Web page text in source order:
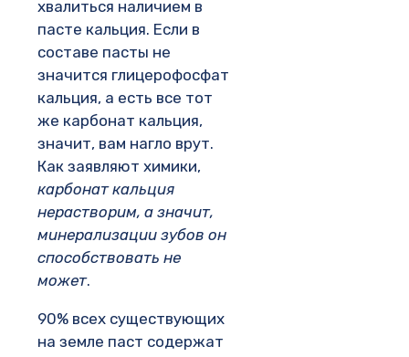
хвалиться наличием в
пасте кальция. Если в
составе пасты не
значится глицерофосфат
кальция, а есть все тот
же карбонат кальция,
значит, вам нагло врут.
Как заявляют химики,
карбонат кальция
нерастворим, а значит,
минерализации зубов он
способствовать не
может.
90% всех существующих
на земле паст содержат